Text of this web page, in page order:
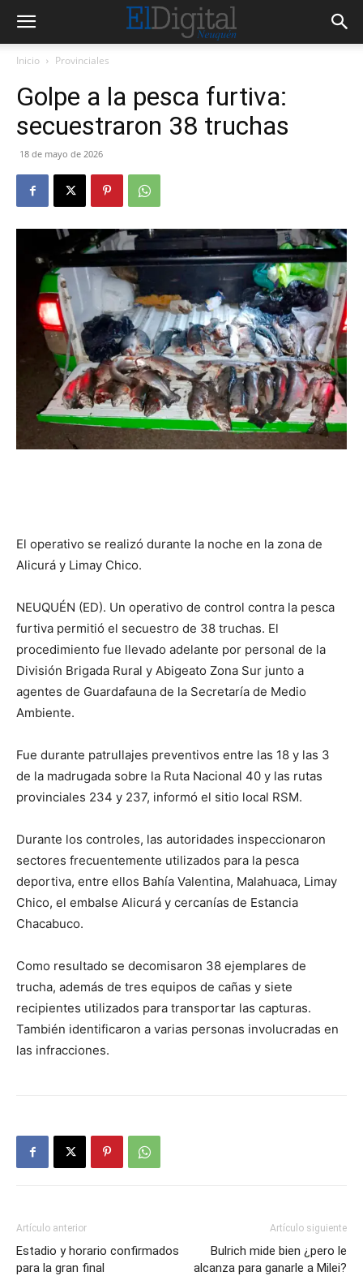
Inicio Provinciales
Golpe a la pesca furtiva:
secuestraron 38 truchas
18 de mayo de 2026
El operativo se realizó durante la noche en la zona de
Alicurá y Limay Chico.
NEUQUÉN (ED). Un operativo de control contra la pesca
furtiva permitió el secuestro de 38 truchas. El
procedimiento fue llevado adelante por personal de la
División Brigada Rural y Abigeato Zona Sur junto a
agentes de Guardafauna de la Secretaría de Medio
Ambiente.
Fue durante patrullajes preventivos entre las 18 y las 3
de la madrugada sobre la Ruta Nacional 40 y las rutas
provinciales 234 y 237, informó el sitio local RSM.
Durante los controles, las autoridades inspeccionaron
sectores frecuentemente utilizados para la pesca
deportiva, entre ellos Bahía Valentina, Malahuaca, Limay
Chico, el embalse Alicurá y cercanías de Estancia
Chacabuco.
Como resultado se decomisaron 38 ejemplares de
trucha, además de tres equipos de cañas y siete
recipientes utilizados para transportar las capturas.
También identificaron a varias personas involucradas en
las infracciones.
Artículo anterior
Estadio y horario confirmados
para la gran final
Artículo siguiente
Bulrich mide bien ¿pero le
alcanza para ganarle a Milei?